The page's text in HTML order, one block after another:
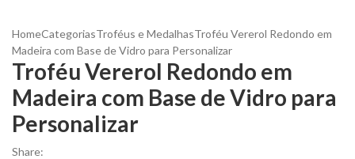
HomeCategoriasTroféus e MedalhasTroféu Vererol Redondo em
Madeira com Base de Vidro para Personalizar
Troféu Vererol Redondo em
Madeira com Base de Vidro para
Personalizar
Share: